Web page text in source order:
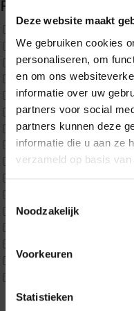
Deze website maakt
We gebruiken cookies
personaliseren, om
en om ons
informatie over uw
partners voor social
partners kunnen deze
informatie die u aan ze
verzameld op basis
Toestemmingsselectie
Noodzakelijk
Voorkeuren
Statistieken
Filter producten
2x p650 1pers
Custom
CustomBoxspring
ErkendMatras 1 Pers
ErkendMatras 2 Pers
ErkendMatras
Matrassen
Matrastopper 10cm
p350 twijfelaar
P650 Twijfelaar
Maatvoering